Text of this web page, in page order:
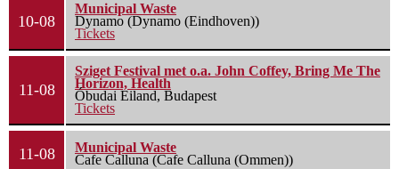
10-08
Municipal Waste
Dynamo (Dynamo (Eindhoven))
Tickets
11-08
Sziget Festival met o.a. John Coffey, Bring Me The
Horizon, Health
Óbudai Eiland, Budapest
Tickets
11-08
Municipal Waste
Cafe Calluna (Cafe Calluna (Ommen))